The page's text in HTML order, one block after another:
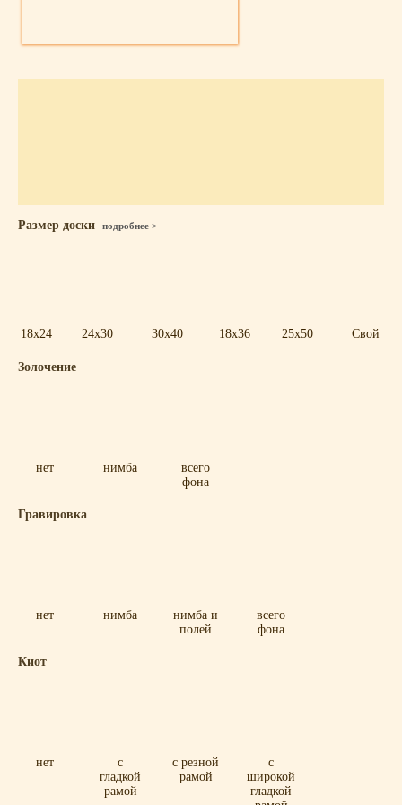
Размер доски подробнее >
18x24 24x30 30x40 18x36 25x50 Свой
Золочение
нет нимба
всего
фона
Гравировка
нет нимба
нимба и
полей
всего
фона
Киот
нет
с
гладкой
рамой
с резной
рамой
с
широкой
гладкой